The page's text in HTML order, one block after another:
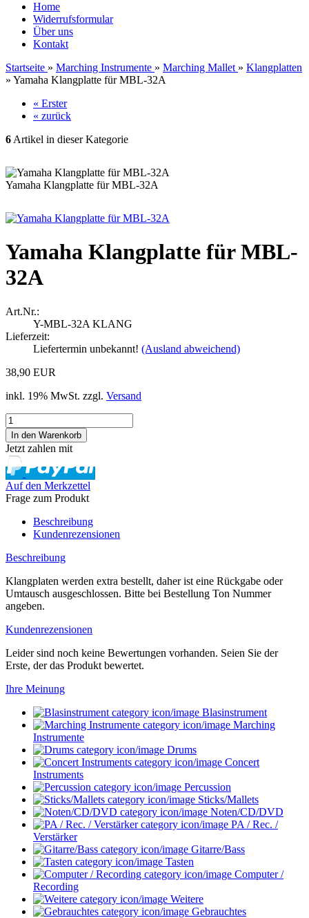
Home
Widerrufsformular
Über uns
Kontakt
Startseite » Marching Instrumente » Marching Mallet » Klangplatten
» Yamaha Klangplatte für MBL-32A
« Erster
« zurück
6 Artikel in dieser Kategorie
Yamaha Klangplatte für MBL-32A
Yamaha Klangplatte für MBL-
32A
Art.Nr.:
Y-MBL-32A KLANG
Lieferzeit:
Liefertermin unbekannt! (Ausland abweichend)
38,90 EUR
inkl. 19% MwSt. zzgl. Versand
Jetzt zahlen mit
Auf den Merkzettel
Frage zum Produkt
Beschreibung
Kundenrezensionen
Beschreibung
Klangplaten werden extra bestellt, daher ist eine Rückgabe oder
Umtausch ausgeschlossen. Bitte bei Bestellung Ton Nummer
angeben.
Kundenrezensionen
Leider sind noch keine Bewertungen vorhanden. Seien Sie der
Erste, der das Produkt bewertet.
Ihre Meinung
Blasinstrument
Marching
Instrumente
Drums
Concert
Instruments
Percussion
Sticks/Mallets
Noten/CD/DVD
PA / Rec. /
Verstärker
Gitarre/Bass
Tasten
Computer /
Recording
Weitere
Gebrauchtes